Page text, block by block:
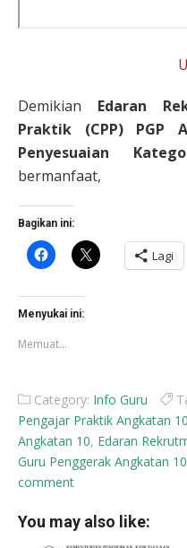
Demikian Edaran
Praktik (CPP) PGP
Penyesuaian
bermanfaat,
Bagikan ini:
Klik
untuk
Facebook(Membuka
di
jendela
baru)
Klik
untuk
berbagi
Lagi
Menyukai ini:
Memuat...
Category: Info Guru
Pengajar Praktik Angkatan 10
Angkatan 10, Edaran
Guru Penggerak Angkatan 10
comment
You may also like: